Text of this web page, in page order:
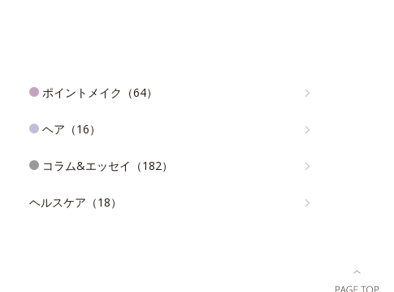
ポイントメイク（64）
ヘア（16）
コラム&エッセイ（182）
ヘルスケア（18）